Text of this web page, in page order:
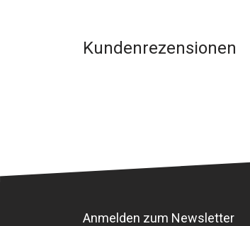
Kundenrezensionen
Anmelden zum Newsletter